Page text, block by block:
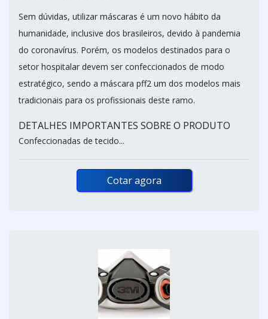
Sem dúvidas, utilizar máscaras é um novo hábito da
humanidade, inclusive dos brasileiros, devido à pandemia
do coronavírus. Porém, os modelos destinados para o
setor hospitalar devem ser confeccionados de modo
estratégico, sendo a máscara pff2 um dos modelos mais
tradicionais para os profissionais deste ramo.
DETALHES IMPORTANTES SOBRE O PRODUTO
Confeccionadas de tecido...
Cotar agora